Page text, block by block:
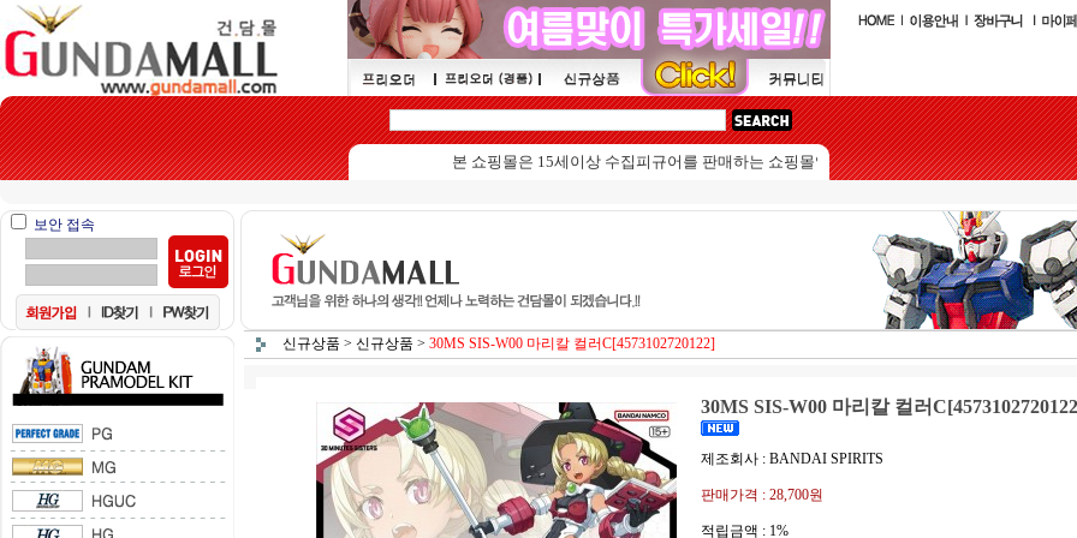
본 쇼핑몰은 15세이상 수집피규어를 판매하는 쇼핑몰입니다.
보안 접속
신규상품 > 신규상품 > 30MS SIS-W00 마리칼 컬러C[4573102720122]
30MS SIS-W00 마리칼 컬러
제조회사 : BANDAI SPIRITS
판매가격 : 28,700원
적립금액 : 1%